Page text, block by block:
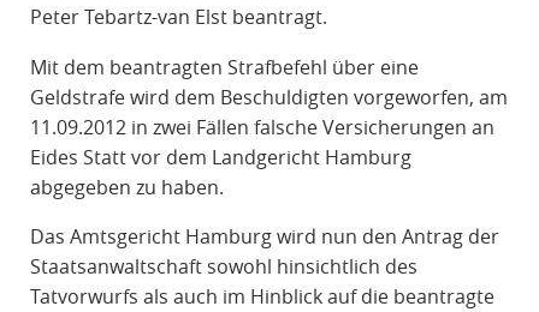
Peter Tebartz-van Elst beantragt.
Mit dem beantragten Strafbefehl über eine
Geldstrafe wird dem Beschuldigten vorgeworfen, am
11.09.2012 in zwei Fällen falsche Versicherungen an
Eides Statt vor dem Landgericht Hamburg
abgegeben zu haben.
Das Amtsgericht Hamburg wird nun den Antrag der
Staatsanwaltschaft sowohl hinsichtlich des
Tatvorwurfs als auch im Hinblick auf die beantragte